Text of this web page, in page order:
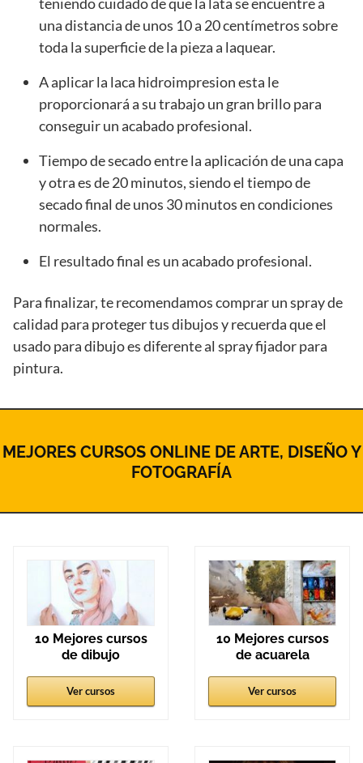
una distancia de unos 10 a 20 centímetros sobre
toda la superficie de la pieza a laquear.
A aplicar la laca hidroimpresion esta le
proporcionará a su trabajo un gran brillo para
conseguir un acabado profesional.
Tiempo de secado entre la aplicación de una capa
y otra es de 20 minutos, siendo el tiempo de
secado final de unos 30 minutos en condiciones
normales.
El resultado final es un acabado profesional.
Para finalizar, te recomendamos comprar un spray de
calidad para proteger tus dibujos y recuerda que el
usado para dibujo es diferente al spray fijador para
pintura.
MEJORES CURSOS ONLINE DE ARTE, DISEÑO Y
FOTOGRAFÍA
10 Mejores cursos
de dibujo
Ver cursos
10 Mejores cursos
de acuarela
Ver cursos